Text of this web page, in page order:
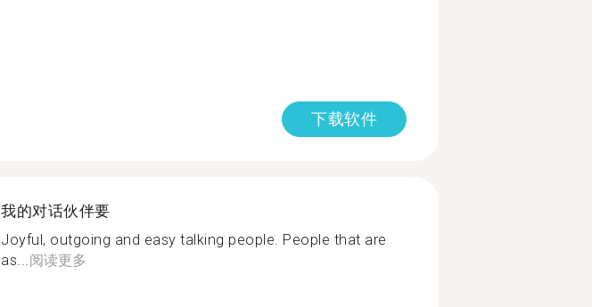
下载软件
我的对话伙伴要
Joyful, outgoing and easy talking people. People that are
as...阅读更多